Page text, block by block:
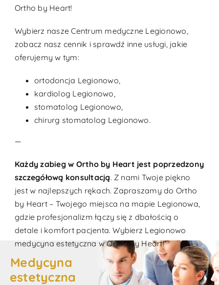
Ortho by Heart!
Wybierz naszeCentrum medyczne Legionowo
zobacz nasz cennik i sprawdź inne usługi, jakie
oferujemy w tym:
ortodoncja Legionowo
kardiolog Legionowo
stomatolog Legionowo
chirurg stomatolog Legionowo.
—
Każdy zabieg w Ortho by Heart jest poprzedzony
szczegółową konsultacją. Z nami Twoje piękno
jest w najlepszych rękach. Zapraszamy do Ortho
by Heart – Twojego miejsca na mapie Legionowa,
gdzie profesjonalizm łączy się z dbałością o
detale i komfort pacjenta. Wybierz Legionowo
medycyna estetyczna w Ortho by Heart!
Medycyna
estetyczna